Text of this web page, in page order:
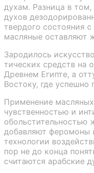
духам. Разница в том,
духов
твердого состояния
масляные оставляют
Зародилось
тических средств на
Древнем Египте, а
Востоку, где
Применение
чувственностью и
обольстительностью
добавляют феромоны
технологии
пор не до конца
считаются арабские